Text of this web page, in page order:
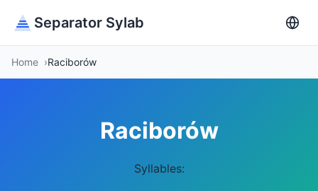
Separator Sylab
Home Raciborów
Raciborów
Syllables: